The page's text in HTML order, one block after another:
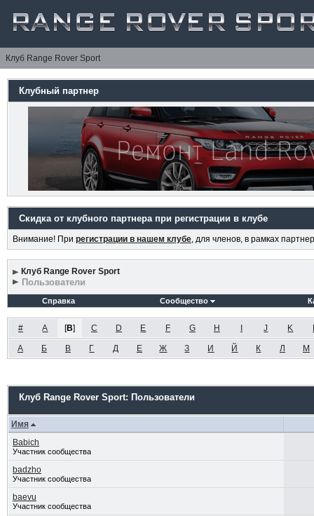
Клуб Range Rover Sport
Клубный партнер
Скидка от клубного партнера при регистрации в клубе
Внимание! При регистрации в нашем клубе, для членов, в рамках
Клуб Range Rover Sport
Пользователи
Справка Сообщество
# A [B] C D E F G H J K
А Б В Г Д Е Ж З И Й К Л М
Клуб Range Rover Sport: Пользователи
Имя
Babich
Участник сообщества
badzho
Участник сообщества
baevu
Участник сообщества